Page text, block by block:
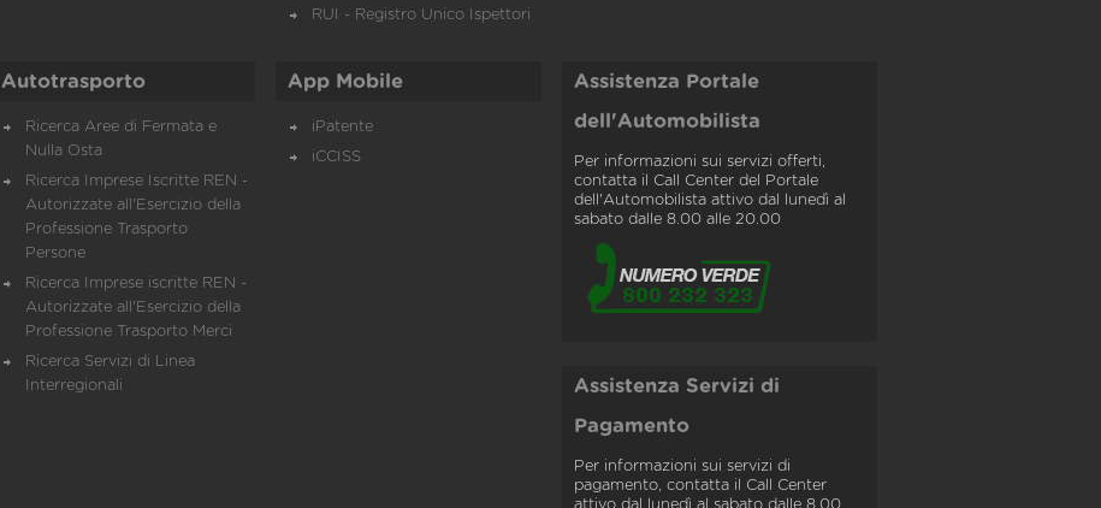
RUI - Registro Unico Ispettori
Autotrasporto
Ricerca Aree di Fermata e
Nulla Osta
Ricerca Imprese Iscritte REN -
Autorizzate all'Esercizio della
Professione Trasporto
Persone
Ricerca Imprese iscritte REN -
Autorizzate all'Esercizio della
Professione Trasporto Merci
Ricerca Servizi di Linea
Interregionali
App Mobile
iPatente
iCCISS
Assistenza Portale
dell'Automobilista
Per informazioni sui servizi offerti,
contatta il Call Center del Portale
dell'Automobilista attivo dal lunedì al
sabato dalle 8.00 alle 20.00
Assistenza Servizi di
Pagamento
Per informazioni sui servizi di
pagamento, contatta il Call Center